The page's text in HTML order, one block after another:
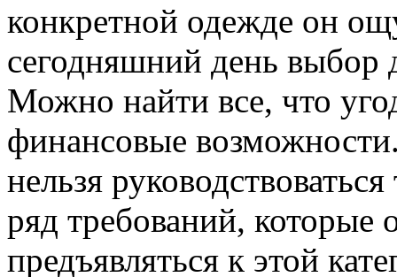
конкретной одежде он
сегодняшний день выбор
Можно найти все, что
финансовые
нельзя
ряд требований, которые
предъявляться к этой